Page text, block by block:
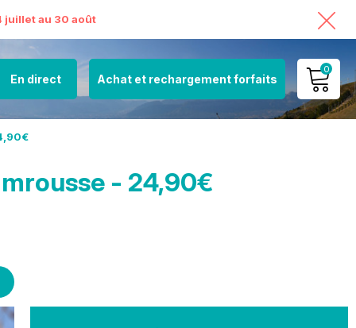
juillet au 30 août
En direct Achat et rechargement forfaits
0
MON COMPTE
- 24,90€